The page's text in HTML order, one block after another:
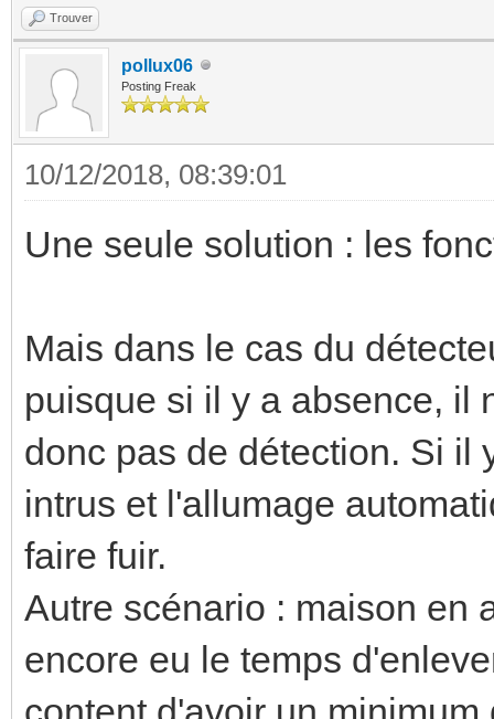
Trouver
pollux06
Posting Freak
10/12/2018, 08:39:01
Une seule solution : les
Mais dans le cas du
puisque si il y a absence, il
donc pas de détection. Si il
intrus et l'allumage
faire fuir.
Autre scénario : maison en
encore eu le temps